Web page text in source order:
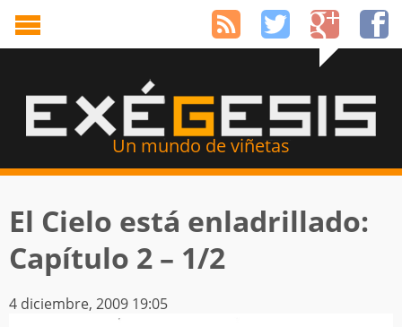
Un mundo de viñetas
El Cielo está enladrillado:
Capítulo 2 – 1/2
4 diciembre, 2009 19:05